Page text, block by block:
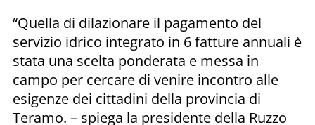
“Quella di dilazionare il pagamento del
servizio idrico integrato in 6 fatture annuali è
stata una scelta ponderata e messa in
campo per cercare di venire incontro alle
esigenze dei cittadini della provincia di
Teramo. – spiega la presidente della Ruzzo